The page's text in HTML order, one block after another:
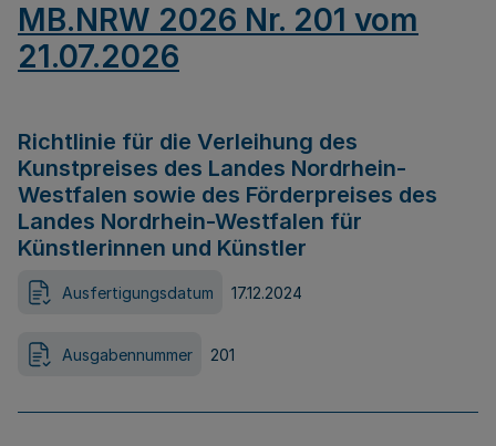
MB.NRW 2026 Nr. 201 vom
21.07.2026
Richtlinie für die Verleihung des
Kunstpreises des Landes Nordrhein-
Westfalen sowie des Förderpreises des
Landes Nordrhein-Westfalen für
Künstlerinnen und Künstler
Ausfertigungsdatum 17.12.2024
Ausgabennummer 201